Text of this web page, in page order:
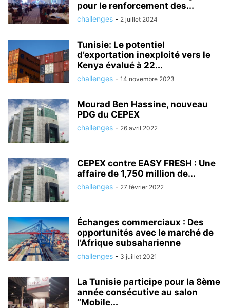
pour le renforcement des...
challenges - 2 juillet 2024
Tunisie: Le potentiel
d’exportation inexploité vers le
Kenya évalué à 22...
challenges - 14 novembre 2023
Mourad Ben Hassine, nouveau
PDG du CEPEX
challenges - 26 avril 2022
CEPEX contre EASY FRESH : Une
affaire de 1,750 million de...
challenges - 27 février 2022
Échanges commerciaux : Des
opportunités avec le marché de
l’Afrique subsaharienne
challenges - 3 juillet 2021
La Tunisie participe pour la 8ème
année consécutive au salon
‘’Mobile...